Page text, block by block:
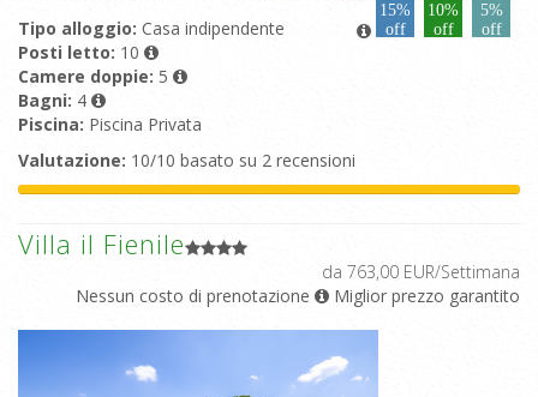
15%
off
10%
off
5%
off
Tipo alloggio: Casa indipendente
Posti letto: 10
Camere doppie: 5
Bagni: 4
Piscina: Piscina Privata
Valutazione: 10/10 basato su 2 recensioni
Villa il Fienile
da 763,00 EUR/Settimana
Nessun costo di prenotazione
Miglior prezzo garantito